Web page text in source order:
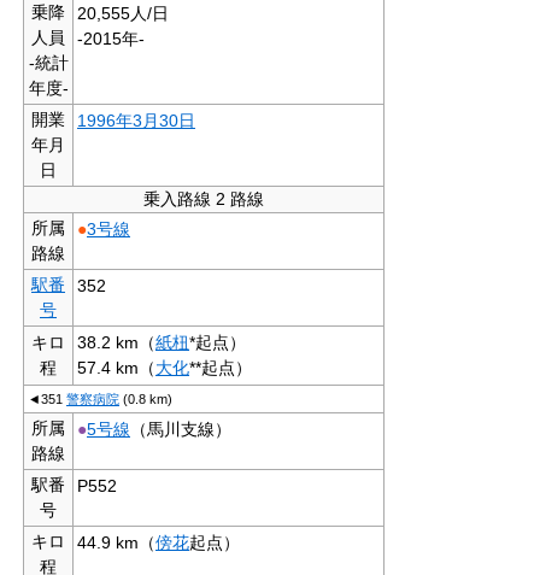
乗降
人員
-統計
年度-
20,555人/日
-2015年-
開業
年月
日
1996年3月30日
乗入路線 2 路線
所属
路線
●3号線
駅番
号
352
キロ
程
38.2 km（紙杻*起点）
57.4 km（大化**起点）
◄351 警察病院 (0.8 km)
所属
路線
●5号線 （馬川支線）
駅番
号
P552
キロ
程
44.9 km（傍花起点）